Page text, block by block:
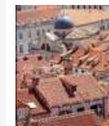
Americi
tokom
2014
godine
–
predviđanja